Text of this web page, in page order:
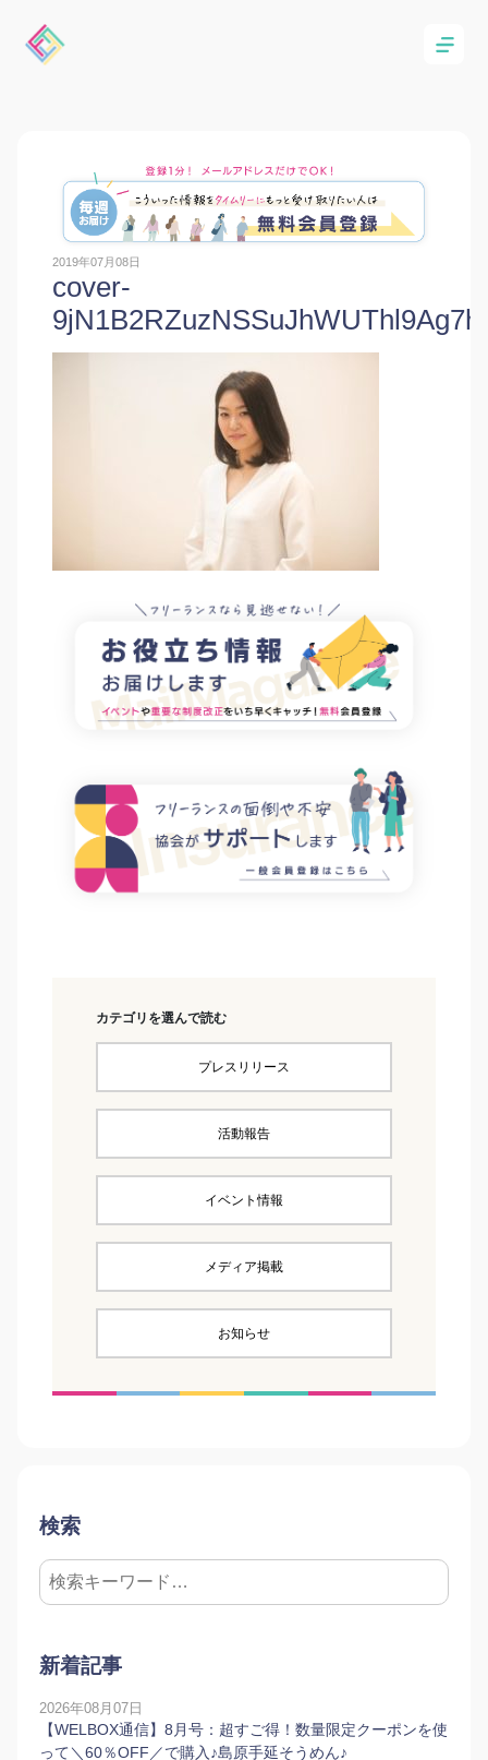
2019年07月08日
cover-
カテゴリを選んで読む
プレスリリース
活動報告
イベント情報
メディア掲載
お知らせ
検索
新着記事
2026年08月07日
【WELBOX通信】8月号：超すご得！数量限定クーポンを使
って＼60％OFF／で購入♪島原手延そうめん♪